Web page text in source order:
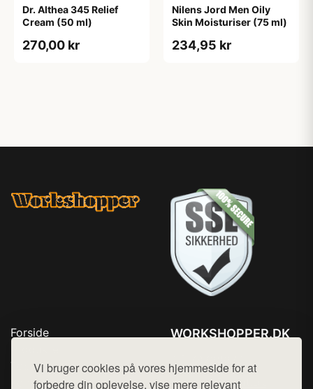
Vi bruger cookies på vores hjemmeside for at
forbedre din oplevelse, vise mere relevant
Dr. Althea 345 Relief
Cream (50 ml)
270,00 kr
Nilens Jord Men Oily
Skin Moisturiser (75 ml)
234,95 kr
Forside
Top Rabatter
Kontakt
WORKSHOPPER.DK
Mail: hej@want.dk